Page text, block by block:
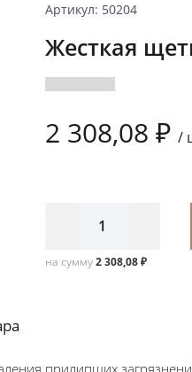
Артикул: 50204
Жесткая
2 308,08 ₽ /
на сумму2 308,08 ₽